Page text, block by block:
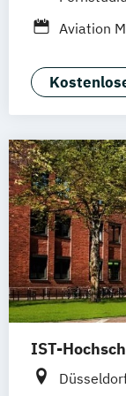
Neu-Ulm
Augsburg
Würzburg
Aviation
General
IST-